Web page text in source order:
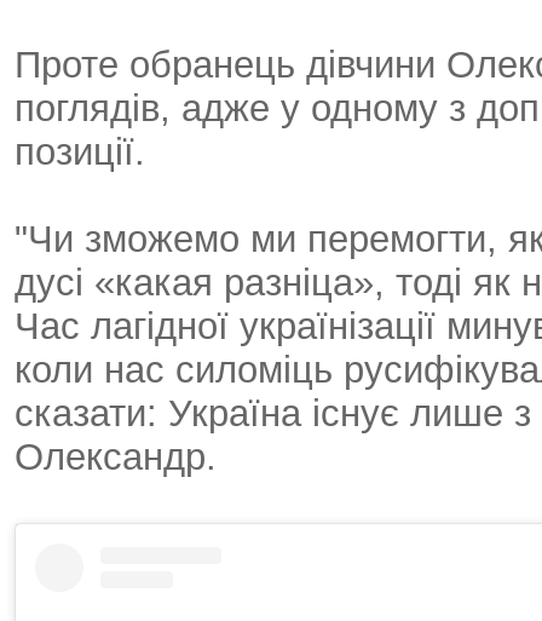
Проте обранець дівчини
поглядів, адже у одному з
позиції.
"Чи зможемо ми перемогти,
дусі «какая разніца», тоді як
Час лагідної українізації
коли нас силоміць
сказати: Україна існує лише
Олександр.